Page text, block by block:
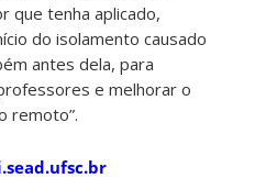
que tenha aplicado,
do isolamento causado
antes dela, para
e melhorar o
remoto”.